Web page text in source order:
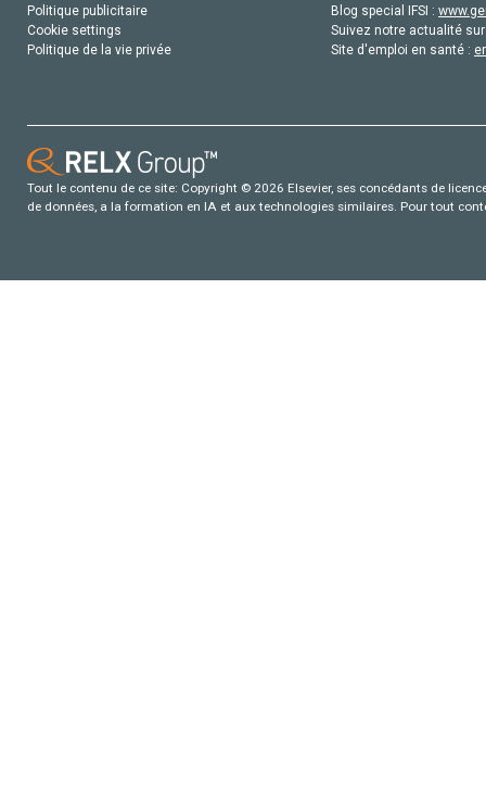
Politique publicitaire
Cookie settings
Politique de la vie privée
Blog special IFSI :
Suivez notre actualité
Site d'emploi en santé :
Tout le contenu de ce site: Copyright © 2026 Elsevier, ses concédants de
de données, a la formation en IA et aux technologies similaires. Pour tout